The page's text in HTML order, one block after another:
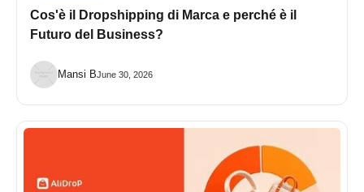
Cos'è il Dropshipping di Marca e perché è il
Futuro del Business?
Mansi BJune 30, 2026